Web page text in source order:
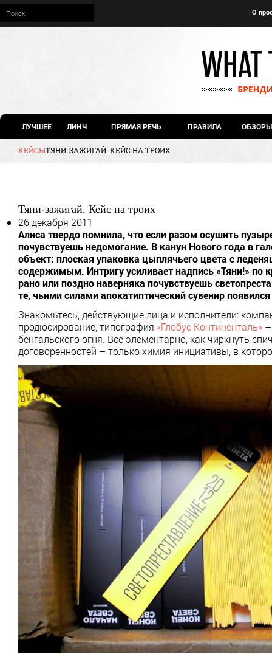
О
ЛУЧШЕЕ ЛИНЧ ПРЯМАЯ РЕЧЬ ПРАВИЛА ОБЗОРЫ
КЕЙСЫТЯНИ-ЗАЖИГАЙ. КЕЙС НА ТРОИХ
Тяни-зажигай. Кейс на троих
26 декабря 2011
Алиса твердо помнила, что если разом осушить
почувствуешь недомогание. В канун Нового года в
объект: плоская упаковка цыплячьего цвета с
содержимым. Интригу усиливает надпись «Тяни!» по
рано или поздно наверняка почувствуешь
те, чьими силами апокатиптический сувенир
Знакомьтесь, действующие лица и исполнители:
продюсирование, типография «Глобус Континенталь»
бенгальского огня. Все элементарно, как чиркнуть
договоренностей – только химия инициативы, в